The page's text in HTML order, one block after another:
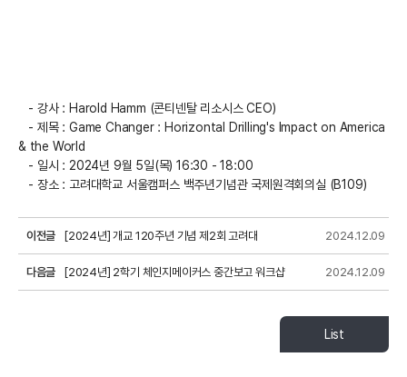
- 강사 : Harold Hamm (콘티넨탈 리소시스 CEO)
- 제목 : Game Changer : Horizontal Drilling's Impact on America
& the World
- 일시 : 2024년 9월 5일(목) 16:30 - 18:00
- 장소 : 고려대학교 서울캠퍼스 백주년기념관 국제원격회의실 (B109)
이전글 [2024년] 개교 120주년 기념 제2회 고려대
체인지메이커스 포럼
2024.12.09
다음글 [2024년] 2학기 체인지메이커스 중간보고 워크샵 2024.12.09
List